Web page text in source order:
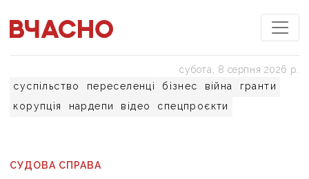
суспільство переселенці бізнес війна
гранти
корупція
нардепи відео спецпроєкти
субота, 8 серпня 2026 р.
СУДОВА СПРАВА